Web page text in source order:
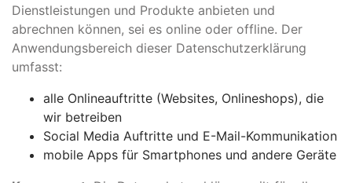
Dienstleistungen und Produkte anbieten und
abrechnen können, sei es online oder offline. Der
Anwendungsbereich dieser Datenschutzerklärung
umfasst:
alle Onlineauftritte (Websites, Onlineshops), die
wir betreiben
Social Media Auftritte und E-Mail-Kommunikation
mobile Apps für Smartphones und andere Geräte